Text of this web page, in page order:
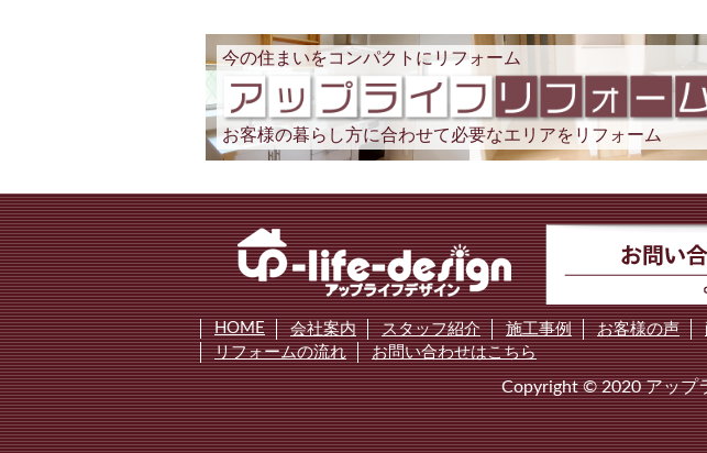
今の住まいをコンパクトにリフォーム
お客様の暮らし方に合わせて必要なエリアをリフォーム
HOME 会社案内 スタッフ紹介 施工事例 お客様の声
リフォームの流れ
お問い合わせはこちら
Copyright © 2020 アップ